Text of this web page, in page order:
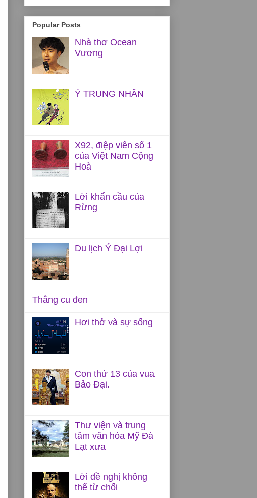
Popular Posts
Nhà thơ Ocean
Vương
Ý TRUNG NHÂN
X92, điệp viên số 1
của Việt Nam Cộng
Hoà
Lời khẩn cầu của
Rừng
Du lịch Ý Đại Lợi
Thằng cu đen
Hơi thở và sự sống
Con thứ 13 của vua
Bảo Đại.
Thư viện và trung
tâm văn hóa Mỹ Đà
Lạt xưa
Lời đề nghị không
thể từ chối